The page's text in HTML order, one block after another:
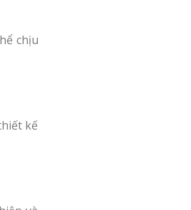
chịu
kế